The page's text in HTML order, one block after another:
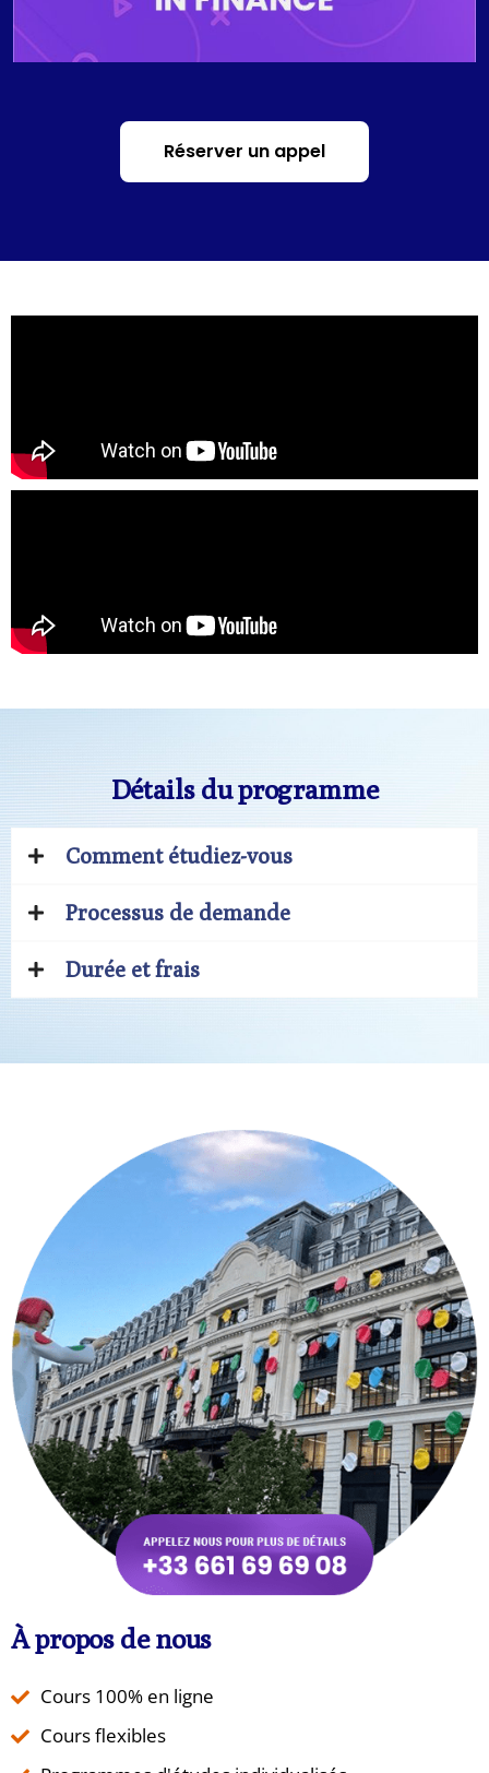
types d'entreprises et de franchises.
Réserver un appel
Détails du programme
Comment étudiez-vous
Processus de demande
Durée et frais
À propos de nous
Cours 100% en ligne
Cours flexibles